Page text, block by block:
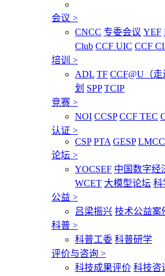
会议 >
CNCC 专委会议 YEF
Club CCF UIC CCF
培训 >
ADL TF CCF@U（走
划 SPP TCIP
竞赛 >
NOI CCSP CCF TEC
认证 >
CSP PTA GESP LMCC
论坛 >
YOCSEF 中国数字经
WCET 大模型论坛 科
公益 >
吕梁振兴 技术公益案
科普 >
科普工委 科普研学
评价与咨询 >
科技成果评价 科技咨